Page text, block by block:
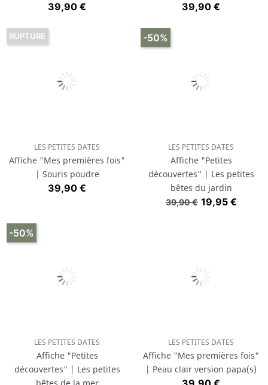
Prix
39,90 € Prix
39,90 €
LES PETITES DATES
Affiche "Mes premières fois"
| Souris poudre
Prix
39,90 €
RUPTURE
LES PETITES DATES
Affiche "Petites
découvertes" | Les petites
bêtes du jardin
Prix de base
39,90 € Prix
19,95 €
-50%
LES PETITES DATES
Affiche "Petites
découvertes" | Les petites
-50%
LES PETITES DATES
Affiche "Mes premières fois"
| Peau clair version papa(s)